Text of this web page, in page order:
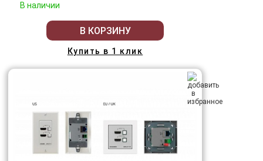
В наличии
В КОРЗИНУ
Купить в 1 клик